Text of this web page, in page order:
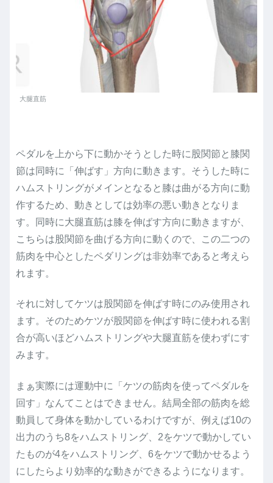
大腿直筋
ペダルを上から下に動かそうとした時に股関節と膝関
節は同時に「伸ばす」方向に動きます。そうした時に
ハムストリングがメインとなると膝は曲がる方向に動
作するため、動きとしては効率の悪い動きとなりま
す。同時に大腿直筋は膝を伸ばす方向に動きますが、
こちらは股関節を曲げる方向に動くので、この二つの
筋肉を中心としたペダリングは非効率であると考えら
れます。
それに対してケツは股関節を伸ばす時にのみ使用され
ます。そのためケツが股関節を伸ばす時に使われる割
合が高いほどハムストリングや大腿直筋を使わずにす
みます。
まぁ実際には運動中に「ケツの筋肉を使ってペダルを
回す」なんてことはできません。結局全部の筋肉を総
動員して身体を動かしているわけですが、例えば10の
出力のうち8をハムストリング、2をケツで動かしてい
たものが4をハムストリング、6をケツで動かせるよう
にしたらより効率的な動きができるようになります。